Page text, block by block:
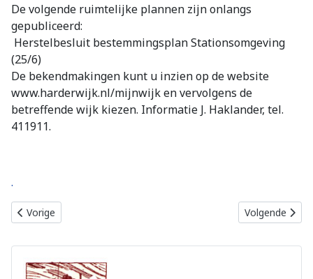
De volgende ruimtelijke plannen zijn onlangs
gepubliceerd:
­ Herstelbesluit bestemmingsplan Stationsomgeving
(25/6)
­De bekendmakingen kunt u inzien op de website
www.harderwijk.nl/mijnwijk en vervolgens de
betreffende wijk kiezen. Informatie J. Haklander, tel.
411911.
.
Vorig artikel: Aantrekkelijk, veilig en goed bereikbaar station
Vorige Volgende
Volgende